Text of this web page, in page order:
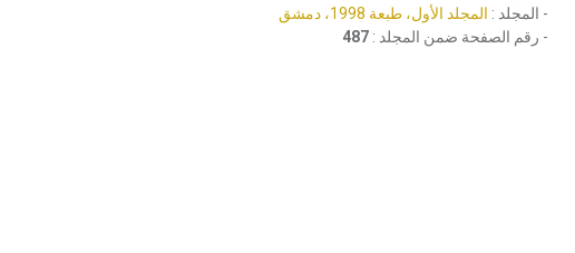
- المجلد : المجلد الأول، طبعة 1998، دمشق
- رقم الصفحة ضمن المجلد : 487